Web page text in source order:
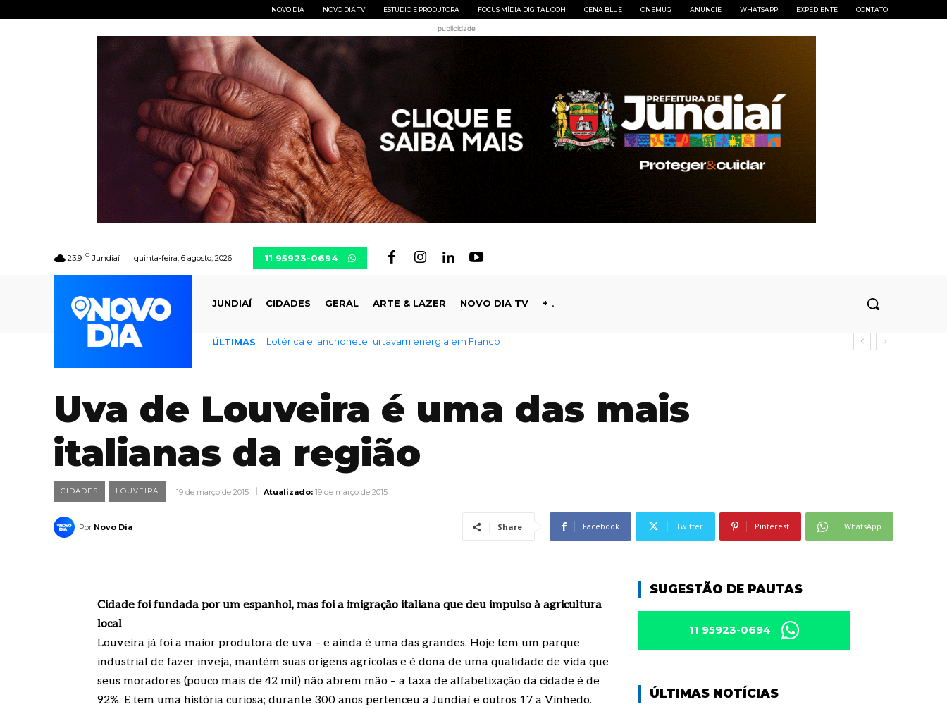
NOVO DIA NOVO DIA TV ESTÚDIO E PRODUTORA FOCUS MÍDIA DIGITAL OOH CENA BLUE ONEMUG ANUNCIE WHATSAPP EXPEDIENTE CONTATO
publicidade
23.9 C Jundiaí quinta-feira, 6 agosto, 2026 11 95923-0694
JUNDIAÍ CIDADES GERAL ARTE & LAZER NOVO DIA TV +
ÚLTIMAS 77% temem aumento no preço dos alimentos com chegada do El Niño
Lotérica e lanchonete furtavam energia em Franco
Uva de Louveira é uma das mais
italianas da região
CIDADES LOUVEIRA 19 de março de 2015 Atualizado: 19 de março de 2015
Por Novo Dia Share Facebook Twitter Pinterest WhatsApp
Cidade foi fundada por um espanhol, mas foi a imigração italiana que deu impulso à agricultura
local
Louveira já foi a maior produtora de uva – e ainda é uma das grandes. Hoje tem um parque
industrial de fazer inveja, mantém suas origens agrícolas e é dona de uma qualidade de vida que
seus moradores (pouco mais de 42 mil) não abrem mão – a taxa de alfabetização da cidade é de
92%. E tem uma história curiosa; durante 300 anos pertenceu a Jundiaí e outros 17 a Vinhedo.
SUGESTÃO DE PAUTAS
11 95923-0694
ÚLTIMAS NOTÍCIAS